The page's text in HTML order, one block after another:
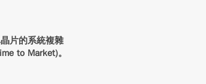
片的系統複雜
to Market)。